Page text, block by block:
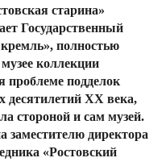
старина»
Государственный
полностью
коллекции
проблеме подделок
десятилетий XX века,
стороной и сам музей.
заместителю директора
«Ростовский